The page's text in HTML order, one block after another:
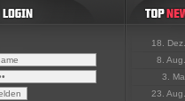
18.
8.
3.
23.